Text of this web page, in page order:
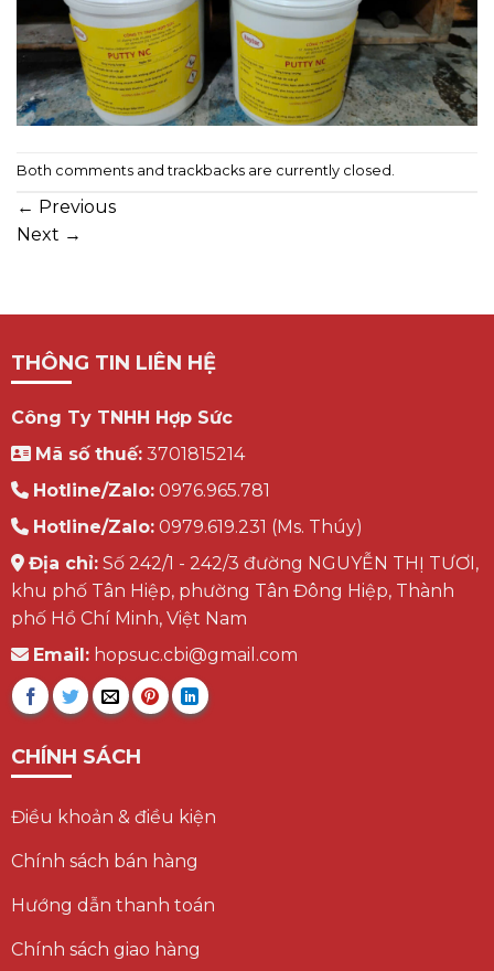
Both comments and trackbacks are currently closed.
← Previous
Next →
THÔNG TIN LIÊN HỆ
Công Ty TNHH Hợp Sức
Mã số thuế:3701815214
Hotline/Zalo:0976.965.781
Hotline/Zalo:0979.619.231 (Ms. Thúy)
Địa chỉ:Số 242/1 - 242/3 đường NGUYỄN THỊ TƯƠI,
khu phố Tân Hiệp, phường Tân Đông Hiệp, Thành
phố Hồ Chí Minh, Việt Nam
Email:hopsuc.cbi@gmail.com
CHÍNH SÁCH
Điều khoản & điều kiện
Chính sách bán hàng
Hướng dẫn thanh toán
Chính sách giao hàng